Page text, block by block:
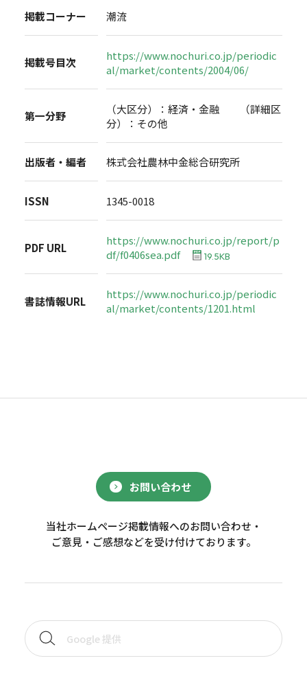
掲載コーナー 潮流
掲載号目次
https://www.nochuri.co.jp/periodic
al/market/contents/2004/06/
第一分野
（大区分）：経済・金融 （詳細区
分）：その他
出版者・編者 株式会社農林中金総合研究所
ISSN 1345-0018
PDF URL
https://www.nochuri.co.jp/report/p
df/f0406sea.pdf
19.5KB
書誌情報URL
https://www.nochuri.co.jp/periodic
al/market/contents/1201.html
お問い合わせ
当社ホームページ掲載情報へのお問い合わせ・
ご意見・ご感想などを受け付けております。